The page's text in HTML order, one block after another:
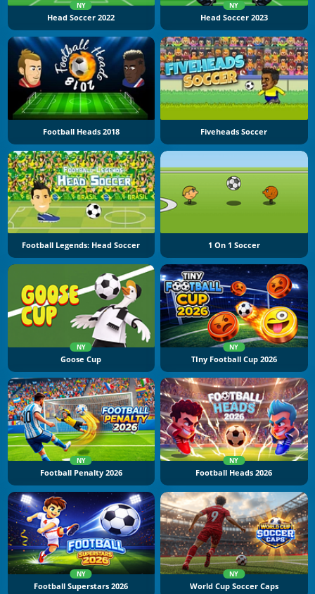
NY
Head Soccer 2022
NY
Head Soccer 2023
Football Heads 2018 Fiveheads Soccer
Football Legends: Head Soccer 1 On 1 Soccer
NY
Goose Cup
NY
TIny Football Cup 2026
NY
Football Penalty 2026
NY
Football Heads 2026
NY
Football Superstars 2026
NY
World Cup Soccer Caps